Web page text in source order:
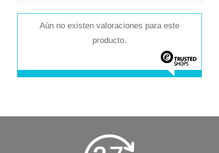
Aún no existen valoraciones para este
producto.